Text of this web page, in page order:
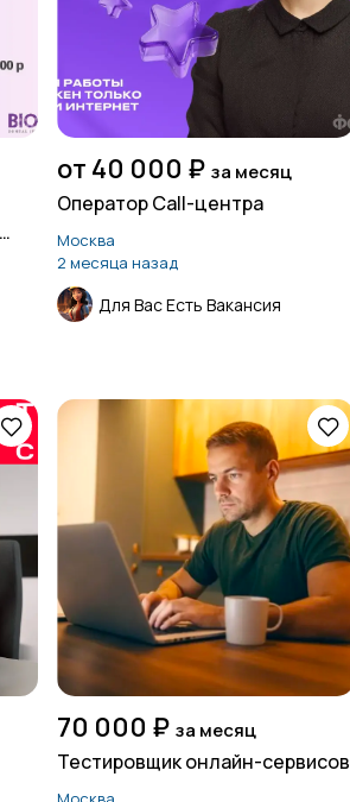
от 40 000 ₽ за месяц
Оператор Call-центра
Москва
2 месяца назад
Для Вас Есть Вакансия
70 000 ₽ за месяц
Тестировщик онлайн-сервисов